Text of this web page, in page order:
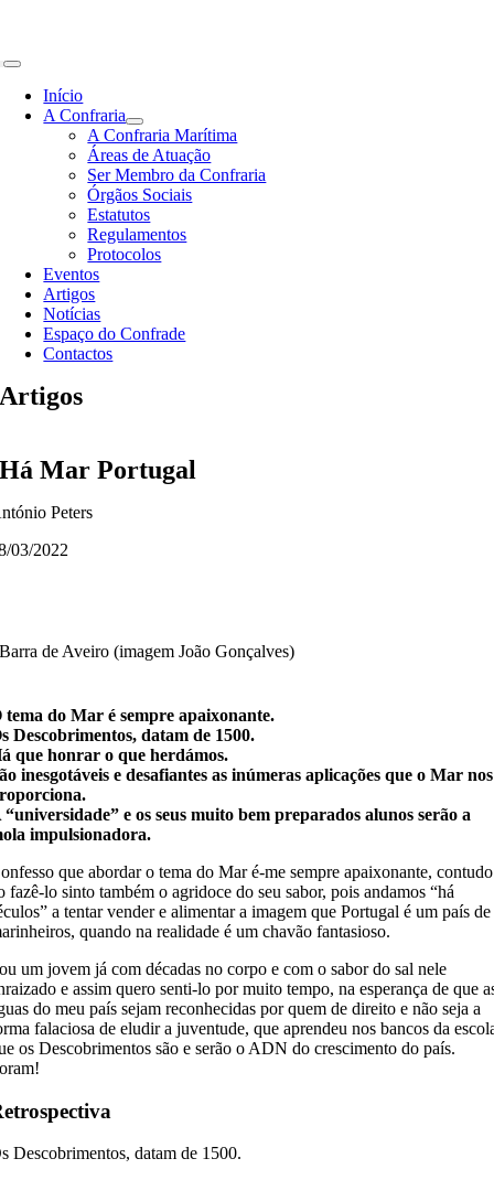
content
Toggle
NavigationInício
A Confraria
A Confraria Marítima
Áreas de Atuação
Ser Membro da Confraria
Órgãos Sociais
Estatutos
Regulamentos
Protocolos
Eventos
Artigos
Notícias
Espaço do Confrade
Contactos
Artigos
Há Mar Portugal
Peters
03/2022
Barra de Aveiro (imagem João Gonçalves)
tema do Mar é sempre apaixonante.
Descobrimentos, datam de 1500.
que honrar o que herdámos.
inesgotáveis e desafiantes as inúmeras aplicações que o Mar nos
“universidade” e os seus muito bem preparados alunos serão a
impulsionadora.
que abordar o tema do Mar é-me sempre apaixonante, contudo
fazê-lo sinto também o agridoce do seu sabor, pois andamos “há
a tentar vender e alimentar a imagem que Portugal é um país de
quando na realidade é um chavão fantasioso.
um jovem já com décadas no corpo e com o sabor do sal nele
e assim quero senti-lo por muito tempo, na esperança de que
do meu país sejam reconhecidas por quem de direito e não seja a
falaciosa de eludir a juventude, que aprendeu nos bancos da
os Descobrimentos são e serão o ADN do crescimento do país.
Descobrimentos, datam de 1500.